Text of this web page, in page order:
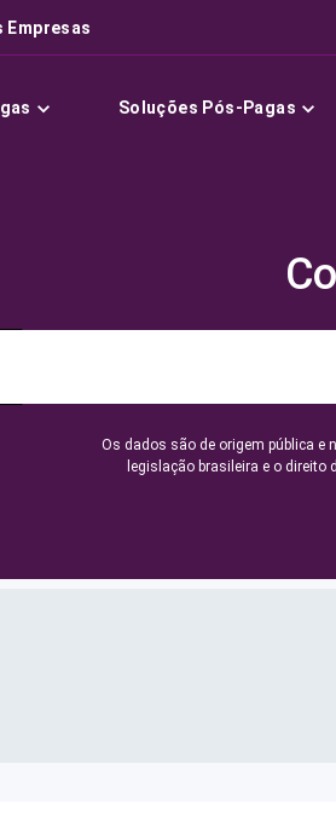
Empresas
Soluções Pós-Pagas
Os dados são de origem pública e
legislação brasileira e o